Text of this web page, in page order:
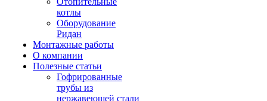
котлы
Оборудование
Ридан
Монтажные работы
О компании
Полезные статьи
Гофрированные
трубы из
нержавеющей стали